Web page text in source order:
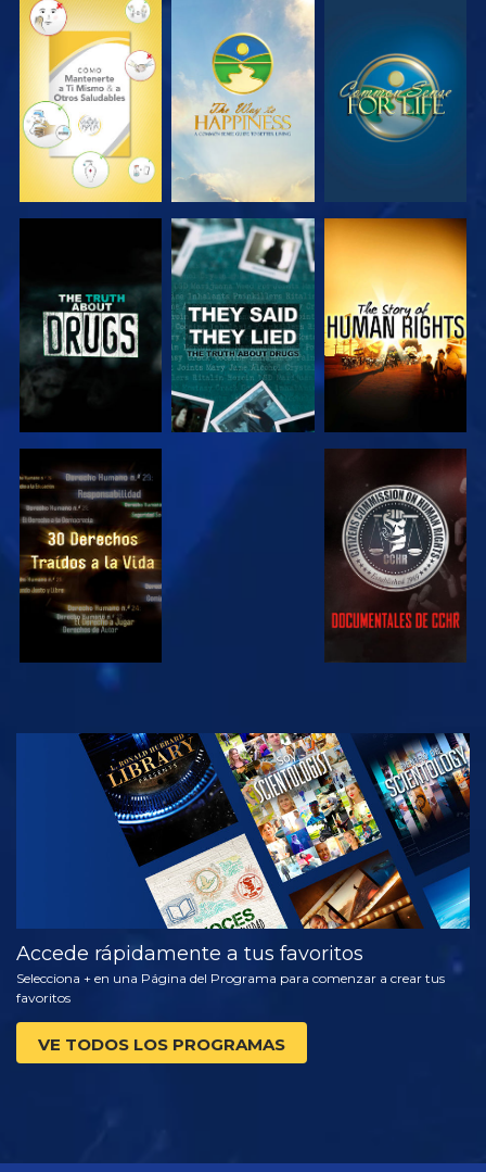
VE VE VE
VE VE
VE VE
VE
EXPLORA LAS
SERIES
Accede rápidamente a tus favoritos
Selecciona + en una Página del Programa para comenzar a crear tus
favoritos
VE TODOS LOS PROGRAMAS